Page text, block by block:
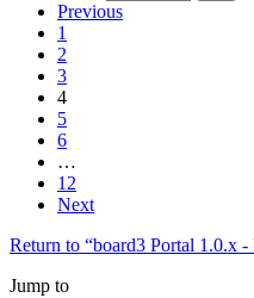
Previous
1
2
3
4
5
6
…
12
Next
Return to “board3 Portal 1.0.x -
Jump to